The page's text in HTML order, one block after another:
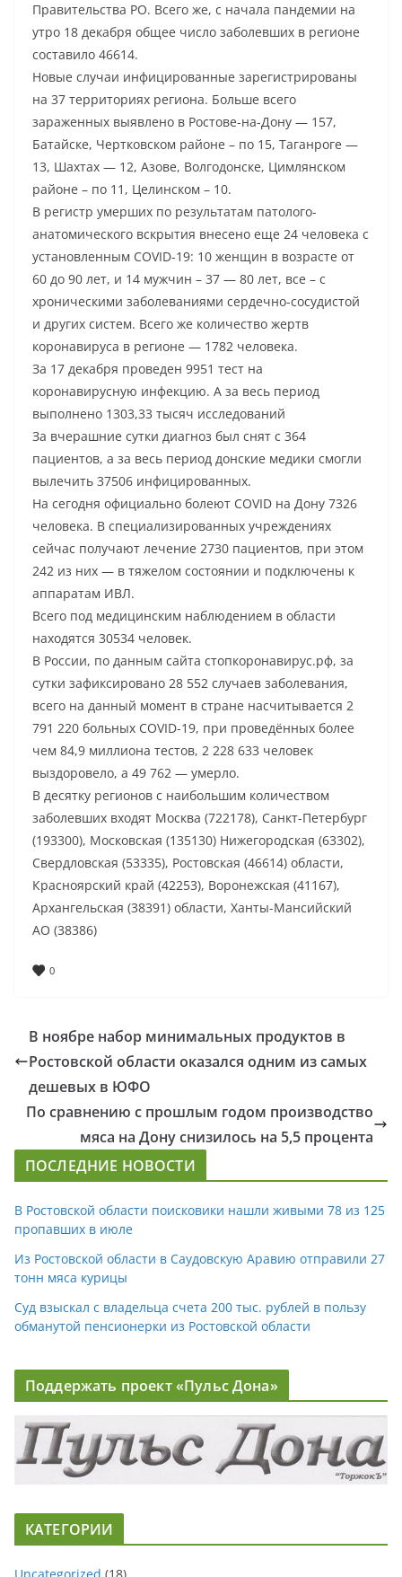
Правительства РО. Всего же, с начала пандемии на
утро 18 декабря общее число заболевших в регионе
составило 46614.
Новые случаи инфицированные зарегистрированы
на 37 территориях региона. Больше всего
зараженных выявлено в Ростове-на-Дону — 157,
Батайске, Чертковском районе – по 15, Таганроге —
13, Шахтах — 12, Азове, Волгодонске, Цимлянском
районе – по 11, Целинском – 10.
В регистр умерших по результатам патолого-
анатомического вскрытия внесено еще 24 человека с
установленным COVID-19: 10 женщин в возрасте от
60 до 90 лет, и 14 мужчин – 37 — 80 лет, все – с
хроническими заболеваниями сердечно-сосудистой
и других систем. Всего же количество жертв
коронавируса в регионе — 1782 человека.
За 17 декабря проведен 9951 тест на
коронавирусную инфекцию. А за весь период
выполнено 1303,33 тысяч исследований
За вчерашние сутки диагноз был снят с 364
пациентов, а за весь период донские медики смогли
вылечить 37506 инфицированных.
На сегодня официально болеют COVID на Дону 7326
человека. В специализированных учреждениях
сейчас получают лечение 2730 пациентов, при этом
242 из них — в тяжелом состоянии и подключены к
аппаратам ИВЛ.
Всего под медицинским наблюдением в области
находятся 30534 человек.
В России, по данным сайта стопкоронавирус.рф, за
сутки зафиксировано 28 552 случаев заболевания,
всего на данный момент в стране насчитывается 2
791 220 больных COVID-19, при проведённых более
чем 84,9 миллиона тестов, 2 228 633 человек
выздоровело, а 49 762 — умерло.
В десятку регионов с наибольшим количеством
заболевших входят Москва (722178), Санкт-Петербург
(193300), Московская (135130) Нижегородская (63302),
Свердловская (53335), Ростовская (46614) области,
Красноярский край (42253), Воронежская (41167),
Архангельская (38391) области, Ханты-Мансийский
АО (38386)
0
В ноябре набор минимальных продуктов в
Ростовской области оказался одним из самых
дешевых в ЮФО
По сравнению с прошлым годом производство
мяса на Дону снизилось на 5,5 процента
ПОСЛЕДНИЕ НОВОСТИ
В Ростовской области поисковики нашли живыми 78 из 125
пропавших в июле
Из Ростовской области в Саудовскую Аравию отправили 27
тонн мяса курицы
Суд взыскал с владельца счета 200 тыс. рублей в пользу
обманутой пенсионерки из Ростовской области
Поддержать проект «Пульс Дона»
КАТЕГОРИИ